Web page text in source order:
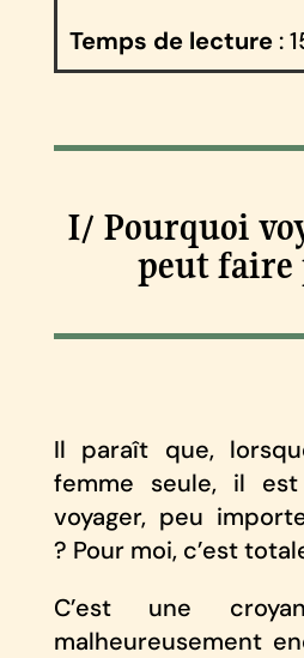
Temps de lecture:
I/ Pourquoi
peut faire
Il paraît que,
femme seule, il
voyager, peu
? Pour moi, c’est
C’est une
malheureusement